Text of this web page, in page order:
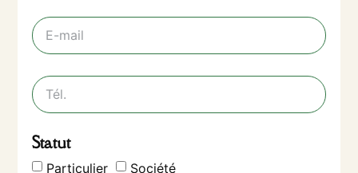
Statut
Particulier Société